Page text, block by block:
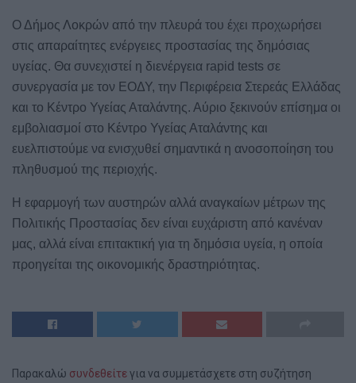
Ο Δήμος Λοκρών από την πλευρά του έχει προχωρήσει
στις απαραίτητες ενέργειες προστασίας της δημόσιας
υγείας. Θα συνεχιστεί η διενέργεια rapid tests σε
συνεργασία με τον ΕΟΔΥ, την Περιφέρεια Στερεάς Ελλάδας
και το Κέντρο Υγείας Αταλάντης. Αύριο ξεκινούν επίσημα οι
εμβολιασμοί στο Κέντρο Υγείας Αταλάντης και
ευελπιστούμε να ενισχυθεί σημαντικά η ανοσοποίηση του
πληθυσμού της περιοχής.
Η εφαρμογή των αυστηρών αλλά αναγκαίων μέτρων της
Πολιτικής Προστασίας δεν είναι ευχάριστη από κανέναν
μας, αλλά είναι επιτακτική για τη δημόσια υγεία, η οποία
προηγείται της οικονομικής δραστηριότητας.
Παρακαλώ συνδεθείτεγια να συμμετάσχετε στη συζήτηση